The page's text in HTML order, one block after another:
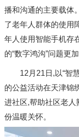
播和沟通的主要载体
了老年人群体的使用
年人使用智能手机存
的“数字鸿沟”问题更加
12月21日,以“智慧
的公益活动在天津锦
进社区,帮助社区老人
份温暖关怀。